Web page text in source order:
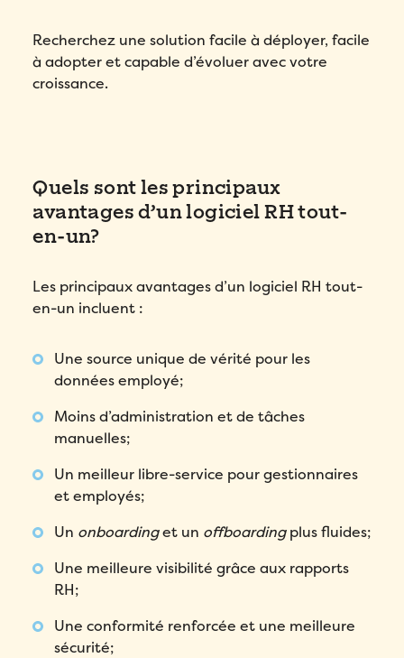
Recherchez une solution facile à déployer, facile
à adopter et capable d’évoluer avec votre
croissance.
Quels sont les principaux
avantages d’un logiciel RH tout-
en-un?
Les principauxavantages d’un logiciel RH tout-
en-un incluent :
Une source unique de vérité pour les
données employé;
Moins d’administration et de tâches
manuelles;
Un meilleur libre-service pour gestionnaires
et employés;
Un onboardinget un offboardingplus fluides;
Une meilleure visibilité grâce aux rapports
RH;
Une conformité renforcée et une meilleure
sécurité;